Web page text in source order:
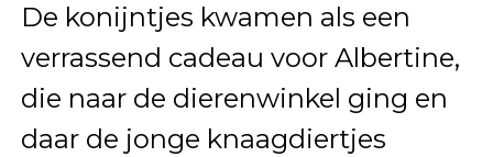
De konijntjes kwamen als een
verrassend cadeau voor Albertine,
die naar de dierenwinkel ging en
daar de jonge knaagdiertjes